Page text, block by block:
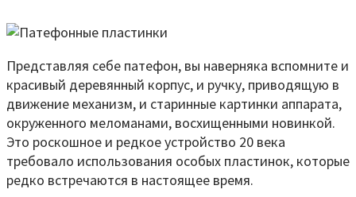
Представляя себе патефон, вы наверняка вспомните и
красивый деревянный корпус, и ручку, приводящую в
движение механизм, и старинные картинки аппарата,
окруженного меломанами, восхищенными новинкой.
Это роскошное и редкое устройство 20 века
требовало использования особых пластинок, которые
редко встречаются в настоящее время.